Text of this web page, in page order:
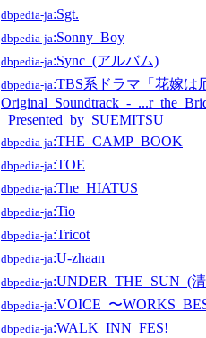
dbpedia-ja:Sgt.
dbpedia-ja:Sonny_Boy
dbpedia-ja:Sync_(アルバム)
dbpedia-ja:TBS系ドラマ「花嫁は
Original_Soundtrack_-
_Presented_by_SUEMITSU_
dbpedia-ja:THE_CAMP_BOOK
dbpedia-ja:TOE
dbpedia-ja:The_HIATUS
dbpedia-ja:Tio
dbpedia-ja:Tricot
dbpedia-ja:U-zhaan
dbpedia-ja:UNDER_THE_SUN_(
dbpedia-ja:VOICE_〜
dbpedia-ja:WALK_INN_FES!